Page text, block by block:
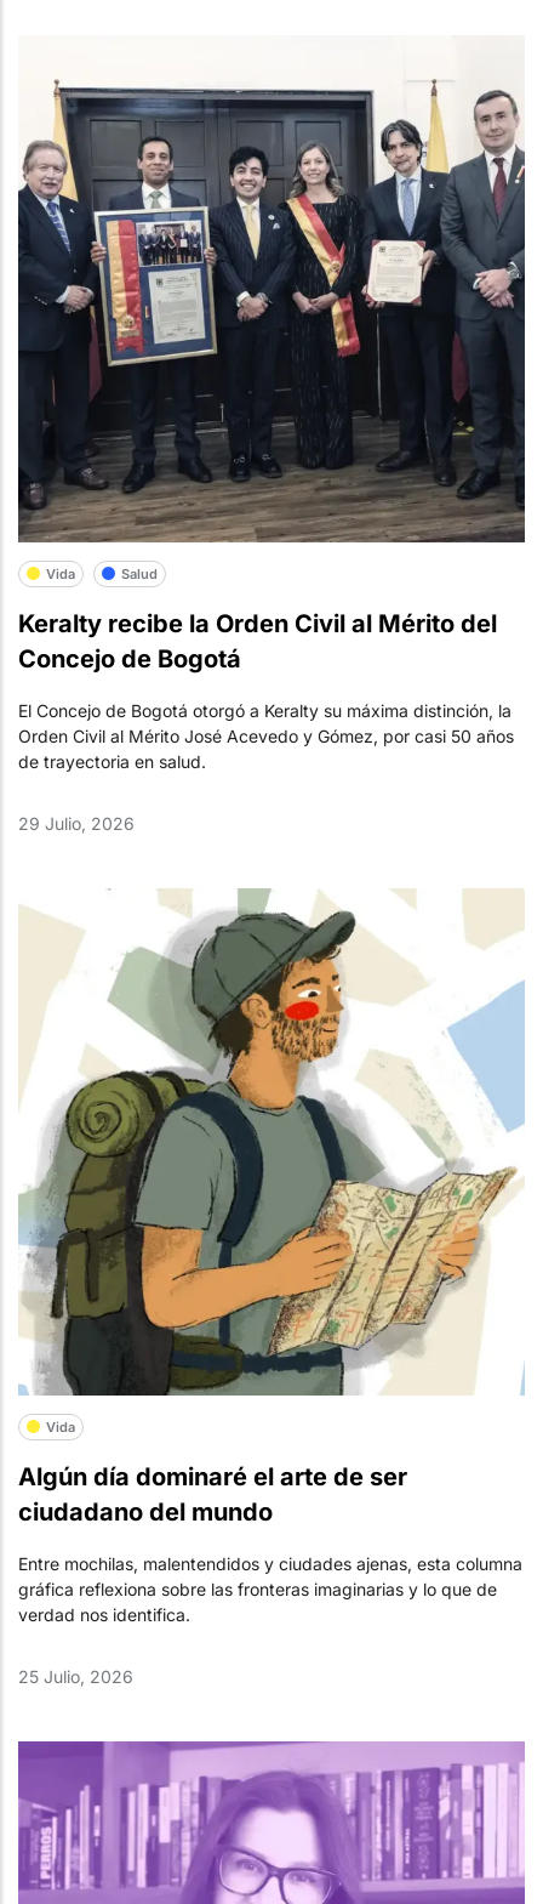
Vida Salud
Keralty recibe la Orden Civil al Mérito del
Concejo de Bogotá
El Concejo de Bogotá otorgó a Keralty su máxima distinción, la
Orden Civil al Mérito José Acevedo y Gómez, por casi 50 años
de trayectoria en salud.
29 Julio, 2026
Vida
Algún día dominaré el arte de ser
ciudadano del mundo
Entre mochilas, malentendidos y ciudades ajenas, esta columna
gráfica reflexiona sobre las fronteras imaginarias y lo que de
verdad nos identifica.
25 Julio, 2026